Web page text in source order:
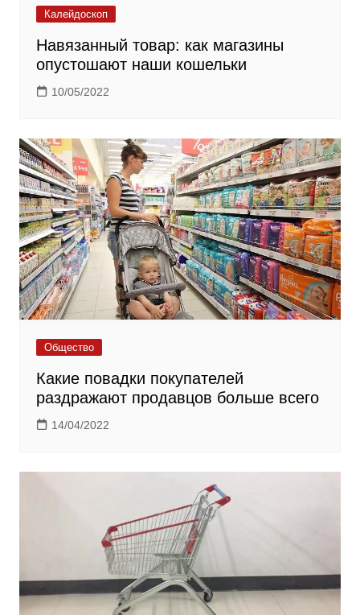
Калейдоскоп
Навязанный товар: как магазины
опустошают наши кошельки
10/05/2022
Общество
Какие повадки покупателей
раздражают продавцов больше всего
14/04/2022